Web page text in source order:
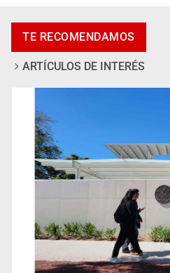
Llaman a mantener legado
TE RECOMENDAMOS
ARTÍCULOS DE INTERÉS